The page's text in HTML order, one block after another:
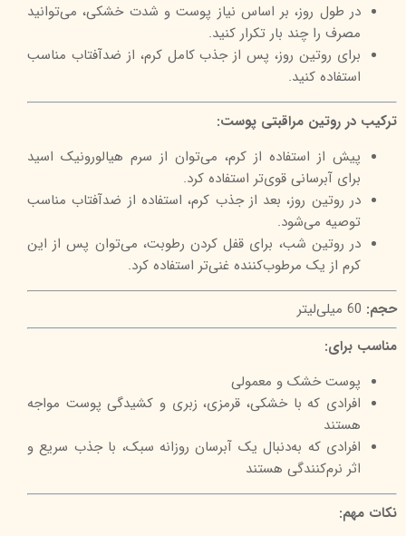
در طول روز، بر اساس نیاز پوست و شدت خشکی، می‌توانید
مصرف را چند بار تکرار کنید.
برای روتین روز، پس از جذب کامل کرم، از ضدآفتاب مناسب
استفاده کنید.
ترکیب در روتین مراقبتی پوست:
پیش از استفاده از کرم، می‌توان از سرم هیالورونیک اسید
برای آبرسانی قوی‌تر استفاده کرد.
در روتین روز، بعد از جذب کرم، استفاده از ضدآفتاب مناسب
توصیه می‌شود.
در روتین شب، برای قفل کردن رطوبت، می‌توان پس از این
کرم از یک مرطوب‌کننده غنی‌تر استفاده کرد.
حجم:
مناسب برای:
پوست خشک و معمولی
افرادی که با خشکی، قرمزی، زبری و کشیدگی پوست مواجه
هستند
افرادی که به‌دنبال یک آبرسان روزانه سبک، با جذب سریع و
اثر نرم‌کنندگی هستند
نکات مهم: